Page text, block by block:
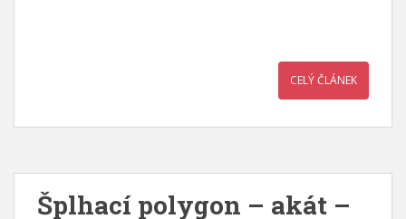
CELÝ ČLÁNEK
Šplhací polygon – akát –